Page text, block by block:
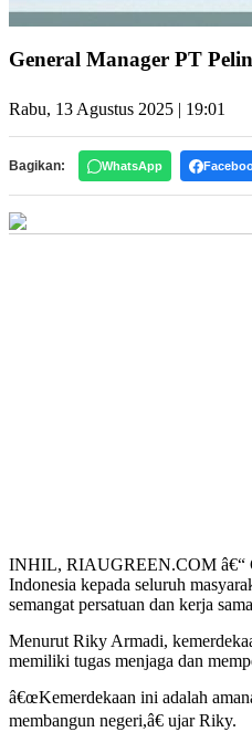
General Manager PT
Rabu, 13 Agustus 2025 | 19:01
Bagikan: WhatsApp
INHIL, RIAUGREEN.COM â€“
Indonesia kepada seluruh
semangat persatuan dan kerja
Menurut Riky Armadi,
memiliki tugas menjaga dan
â€œKemerdekaan ini adalah
membangun negeri,â€ ujar Riky.